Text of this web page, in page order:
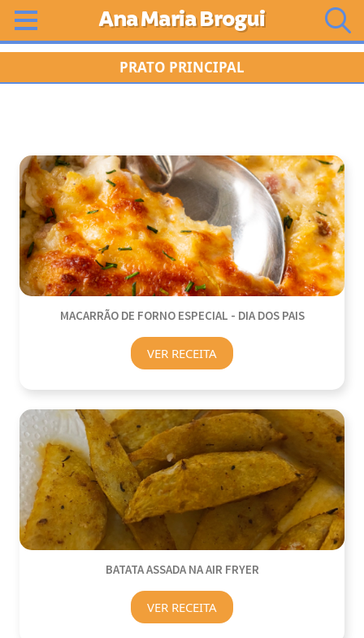
Ana Maria Brogui
PRATO PRINCIPAL
MACARRÃO DE FORNO ESPECIAL - DIA DOS PAIS
VER RECEITA
BATATA ASSADA NA AIR FRYER
VER RECEITA